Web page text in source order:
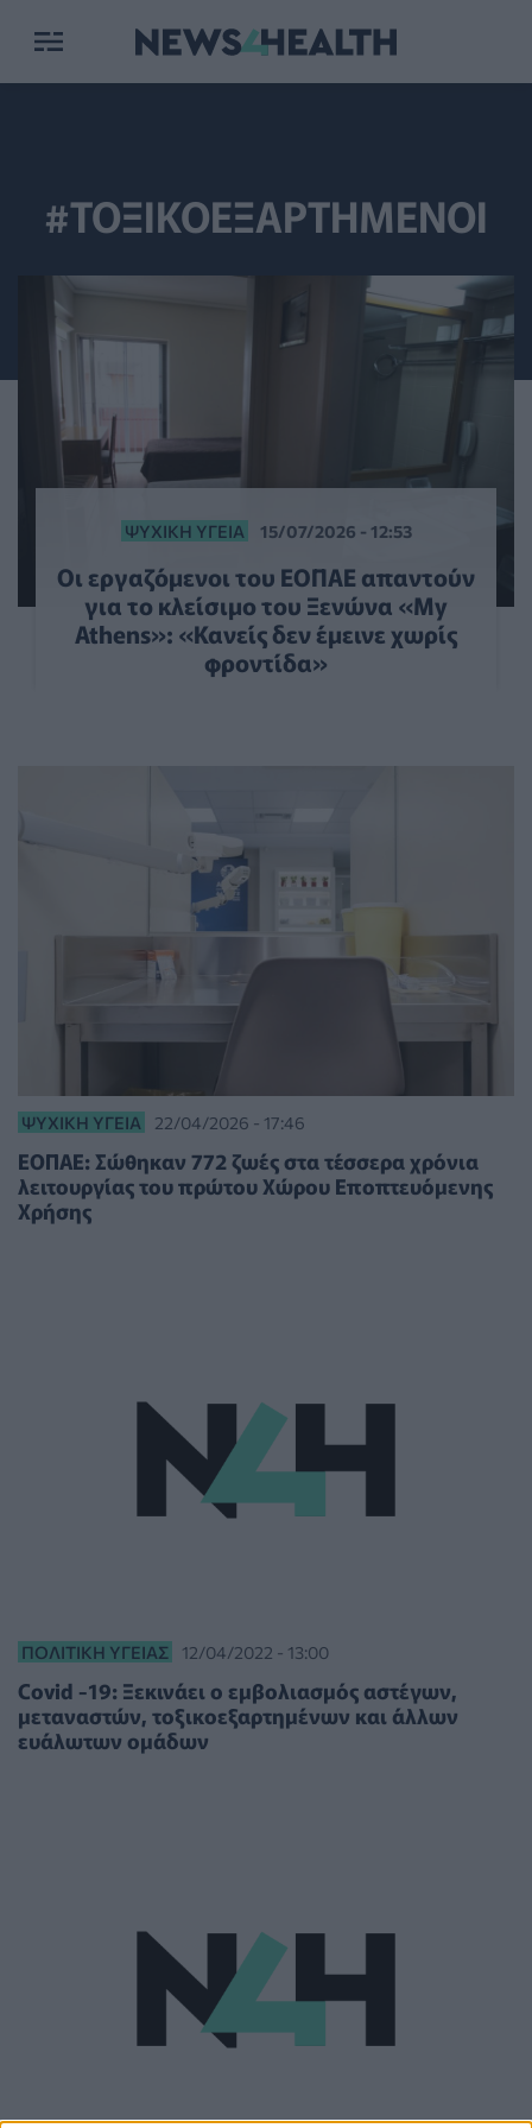
#ΤΟΞΙΚΟΕΞΑΡΤΗΜΕΝΟΙ
ΨΥΧΙΚΉ ΥΓΕΊΑ 15/07/2026 - 12:53
Οι εργαζόμενοι του ΕΟΠΑΕ απαντούν
για το κλείσιμο του Ξενώνα «My
Athens»: «Κανείς δεν έμεινε χωρίς
φροντίδα»
ΨΥΧΙΚΉ ΥΓΕΊΑ 22/04/2026 - 17:46
ΕΟΠΑΕ: Σώθηκαν 772 ζωές στα τέσσερα χρόνια
λειτουργίας του πρώτου Χώρου Εποπτευόμενης
Χρήσης
ΠΟΛΙΤΙΚΉ ΥΓΕΊΑΣ 12/04/2022 - 13:00
Covid -19: Ξεκινάει ο εμβολιασμός αστέγων,
μεταναστών, τοξικοεξαρτημένων και άλλων
ευάλωτων ομάδων